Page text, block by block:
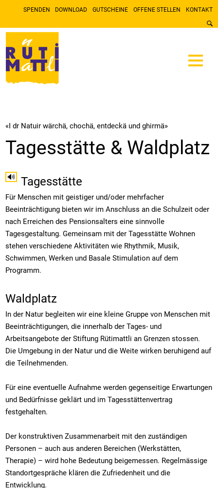
SPENDEN DOWNLOAD GUTSCHEINE OFFENE STELLEN KONTAKT
«I dr Natuir wärchä, chochä, entdeckä und ghirmä»
Tagesstätte & Waldplatz
🔊 Tagesstätte
Für Menschen mit geistiger und/oder mehrfacher
Beeinträchtigung bieten wir im Anschluss an die Schulzeit oder
nach Erreichen des Pensionsalters eine sinnvolle
Tagesgestaltung. Gemeinsam mit der Tagesstätte Wohnen
stehen verschiedene Aktivitäten wie Rhythmik, Musik,
Schwimmen, Werken und Basale Stimulation auf dem
Programm.
Waldplatz
In der Natur begleiten wir eine kleine Gruppe von Menschen mit
Beeinträchtigungen, die innerhalb der Tages- und
Arbeitsangebote der Stiftung Rütimattli an Grenzen stossen.
Die Umgebung in der Natur und die Weite wirken beruhigend auf
die Teilnehmenden.
Für eine eventuelle Aufnahme werden gegenseitige Erwartungen
und Bedürfnisse geklärt und im Tagesstättenvertrag
festgehalten.
Der konstruktiven Zusammenarbeit mit den zuständigen
Personen – auch aus anderen Bereichen (Werkstätten,
Therapie) – wird hohe Bedeutung beigemessen. Regelmässige
Standortgespräche klären die Zufriedenheit und die
Entwicklung.